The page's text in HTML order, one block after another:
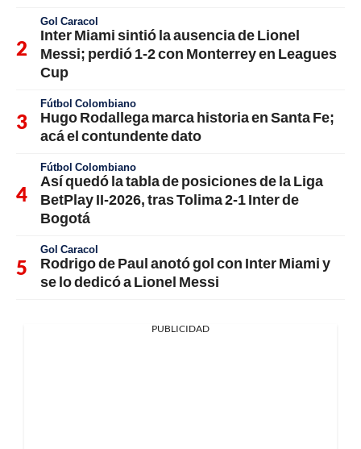
Gol Caracol
Inter Miami sintió la ausencia de Lionel
Messi; perdió 1-2 con Monterrey en Leagues
Cup
Fútbol Colombiano
Hugo Rodallega marca historia en Santa Fe;
acá el contundente dato
Fútbol Colombiano
Así quedó la tabla de posiciones de la Liga
BetPlay II-2026, tras Tolima 2-1 Inter de
Bogotá
Gol Caracol
Rodrigo de Paul anotó gol con Inter Miami y
se lo dedicó a Lionel Messi
PUBLICIDAD